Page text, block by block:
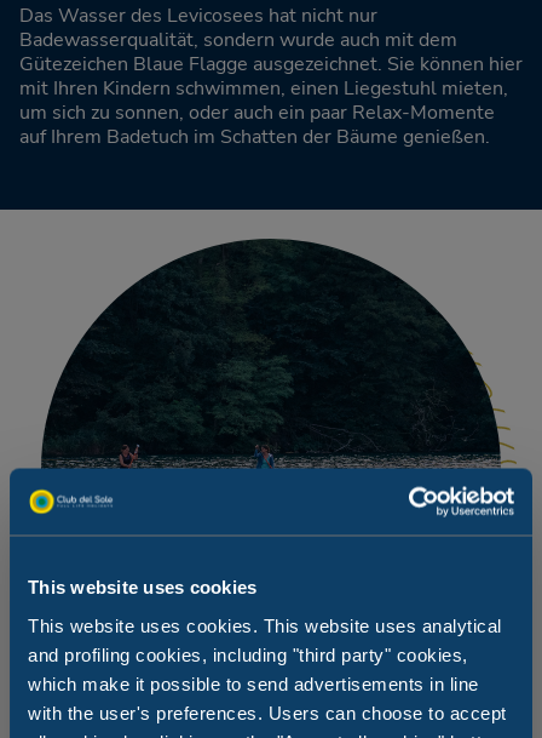
This website uses cookies
This website uses cookies. This website uses analytical
and profiling cookies, including "third party" cookies,
which make it possible to send advertisements in line
with the user's preferences. Users can choose to accept
Das Wasser des Levicosees hat nicht nur
Badewasserqualität, sondern wurde auch mit dem
Gütezeichen Blaue Flagge ausgezeichnet. Sie können hier
mit Ihren Kindern schwimmen, einen Liegestuhl mieten,
um sich zu sonnen, oder auch ein paar Relax-Momente
auf Ihrem Badetuch im Schatten der Bäume genießen.